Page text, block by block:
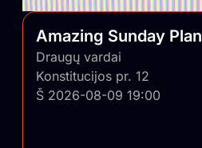
Amazing Sunday Plan
Draugų vardai
Konstitucijos pr. 12
Š 2026-08-09 19:00